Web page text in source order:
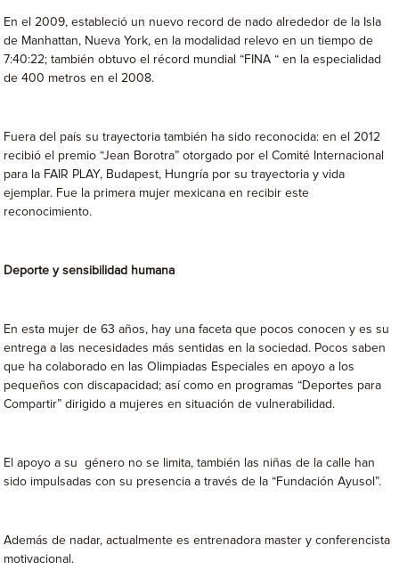
En el 2009, estableció un nuevo record de nado alrededor de la Isla
de Manhattan, Nueva York, en la modalidad relevo en un tiempo de
7:40:22; también obtuvo el récord mundial “FINA “ en la especialidad
de 400 metros en el 2008.
Fuera del país su trayectoria también ha sido reconocida: en el 2012
recibió el premio “Jean Borotra” otorgado por el Comité Internacional
para la FAIR PLAY, Budapest, Hungría por su trayectoria y vida
ejemplar. Fue la primera mujer mexicana en recibir este
reconocimiento.
Deporte y sensibilidad humana
En esta mujer de 63 años, hay una faceta que pocos conocen y es su
entrega a las necesidades más sentidas en la sociedad. Pocos saben
que ha colaborado en las Olimpiadas Especiales en apoyo a los
pequeños con discapacidad; así como en programas “Deportes para
Compartir” dirigido a mujeres en situación de vulnerabilidad.
El apoyo a su género no se limita, también las niñas de la calle han
sido impulsadas con su presencia a través de la “Fundación Ayusol”.
Además de nadar, actualmente es entrenadora master y conferencista
motivacional.